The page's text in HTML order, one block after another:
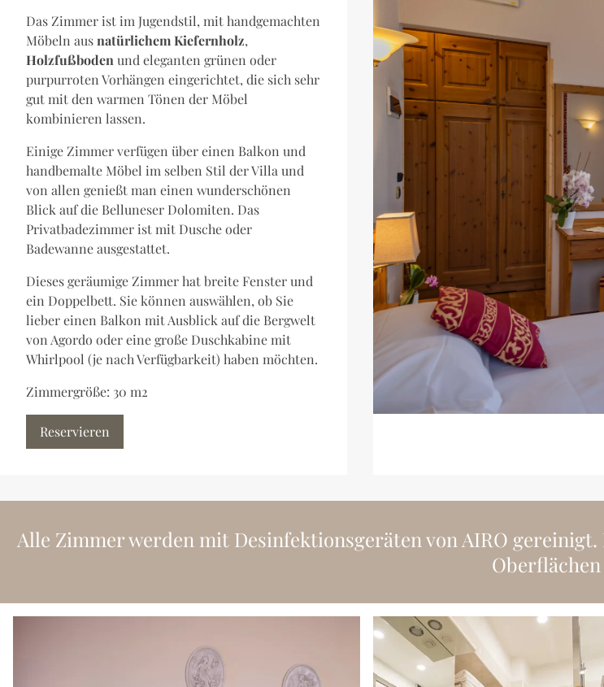
Das Zimmer ist im Jugendstil, mit handgemachten
Möbeln ausnatürlichem Kiefernholz,
Holzfußboden und eleganten grünen oder
purpurroten Vorhängen eingerichtet, die sich sehr
gut mit den warmen Tönen der Möbel
kombinieren lassen.
Einige Zimmer verfügen über einen Balkon und
handbemalte Möbel im selben Stil der Villa und
von allen genießt man einen wunderschönen
Blick auf die Belluneser Dolomiten. Das
Privatbadezimmer ist mit Dusche oder
Badewanne ausgestattet.
Dieses geräumige Zimmer hat breite Fenster und
ein Doppelbett. Sie können auswählen, ob Sie
lieber einen Balkon mit Ausblick auf die Bergwelt
von Agordo oder eine große Duschkabine mit
Whirlpool (je nach Verfügbarkeit) haben möchten.
Zimmergröße: 30 m2
Reservieren
Alle Zimmer werden mit Desinfektionsgeräten von AIRO
Oberflächen